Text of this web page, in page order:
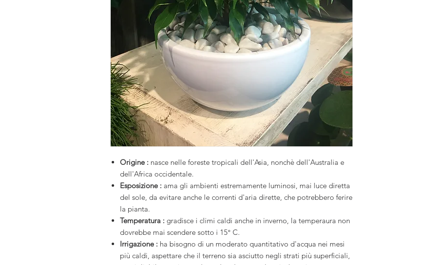
Origine : nasce nelle foreste tropicali dell'Asia, nonchè dell'Australia e
dell'Africa occidentale.
Esposizione : ama gli ambienti estremamente luminosi, mai luce diretta
del sole, da evitare anche le correnti d'aria dirette, che potrebbero ferire
la pianta.
Temperatura : gradisce i climi caldi anche in inverno, la temperaura non
dovrebbe mai scendere sotto i 15° C.
Irrigazione : ha bisogno di un moderato quantitativo d'acqua nei mesi
più caldi, aspettare che il terreno sia asciutto negli strati più superficiali,